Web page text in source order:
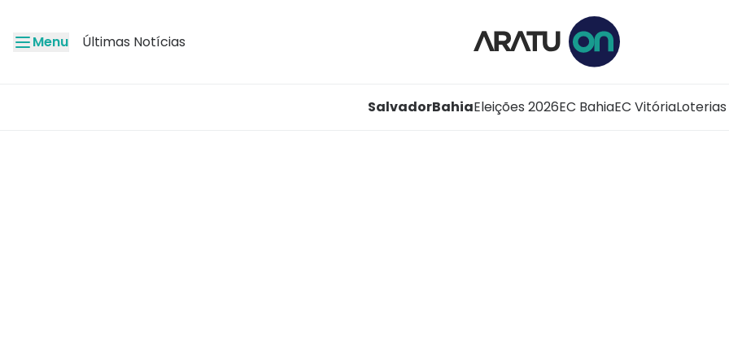
Menu Últimas Notícias
SalvadorBahiaEleições 2026EC BahiaEC VitóriaLoterias